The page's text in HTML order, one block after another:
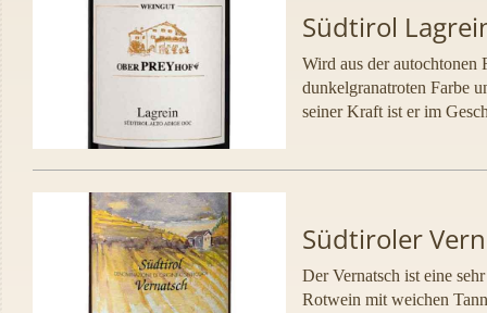
Südtirol
Wird aus der autochtonen
dunkelgranatroten Farbe
seiner Kraft ist er im
Südtiroler
Der Vernatsch ist eine
Rotwein mit weichen